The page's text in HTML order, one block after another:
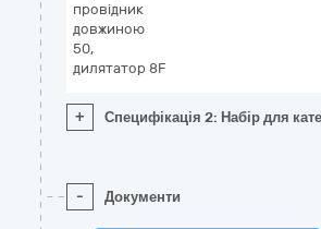
провідник
довжиною
50,
дилятатор 8F
+ Специфікація 2: Набір для
- Документи